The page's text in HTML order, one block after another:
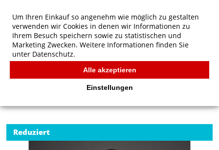
Tee Jays Luxury Stripe Stretch Polo
Reduziert
Um Ihren Einkauf so angenehm wie möglich zu gestalten
verwenden wir Cookies in denen wir Informationen zu
Ihrem Besuch speichern sowie zu statistischen und
Marketing Zwecken. Weitere Informationen finden Sie
unter Datenschutz.
Alle akzeptieren
Einstellungen